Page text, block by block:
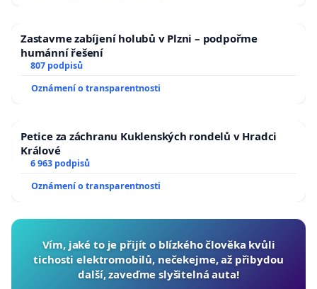
Zastavme zabíjení holubů v Plzni – podpořme
humánní řešení
807 podpisů
Oznámení o transparentnosti
Petice za záchranu Kuklenských rondelů v Hradci
Králové
6 963 podpisů
Oznámení o transparentnosti
Vím, jaké to je přijít o blízkého člověka kvůli
tichosti elektromobilů, nečekejme, až přibydou
další, zaveďme slyšitelná auta!